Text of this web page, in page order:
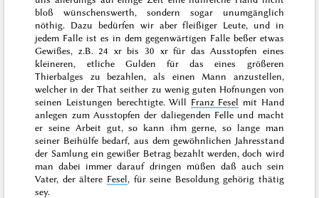
bloß wünschenswerth, sondern sogar unumgänglich
nöthig. Dazu bedürfen wir aber fleißiger Leute, und in
jedem Falle ist es in dem gegenwärtigen Falle beßer etwas
Gewißes, z.B. 24 xr bis 30 xr für das Ausstopfen eines
kleineren, etliche Gulden für das eines größeren
Thierbalges zu bezahlen, als einen Mann anzustellen,
welcher in der That seither zu wenig guten Hofnungen von
seinen Leistungen berechtigte. Will Franz Fesel mit Hand
anlegen zum Ausstopfen der daliegenden Felle und macht
er seine Arbeit gut, so kann ihm gerne, so lange man
seiner Beihülfe bedarf, aus dem gewöhnlichen Jahresstand
der Samlung ein gewißer Betrag bezahlt werden, doch wird
man dabei immer darauf dringen müßen daß auch sein
Vater, der ältere Fesel, für seine Besoldung gehörig thätig
sey.